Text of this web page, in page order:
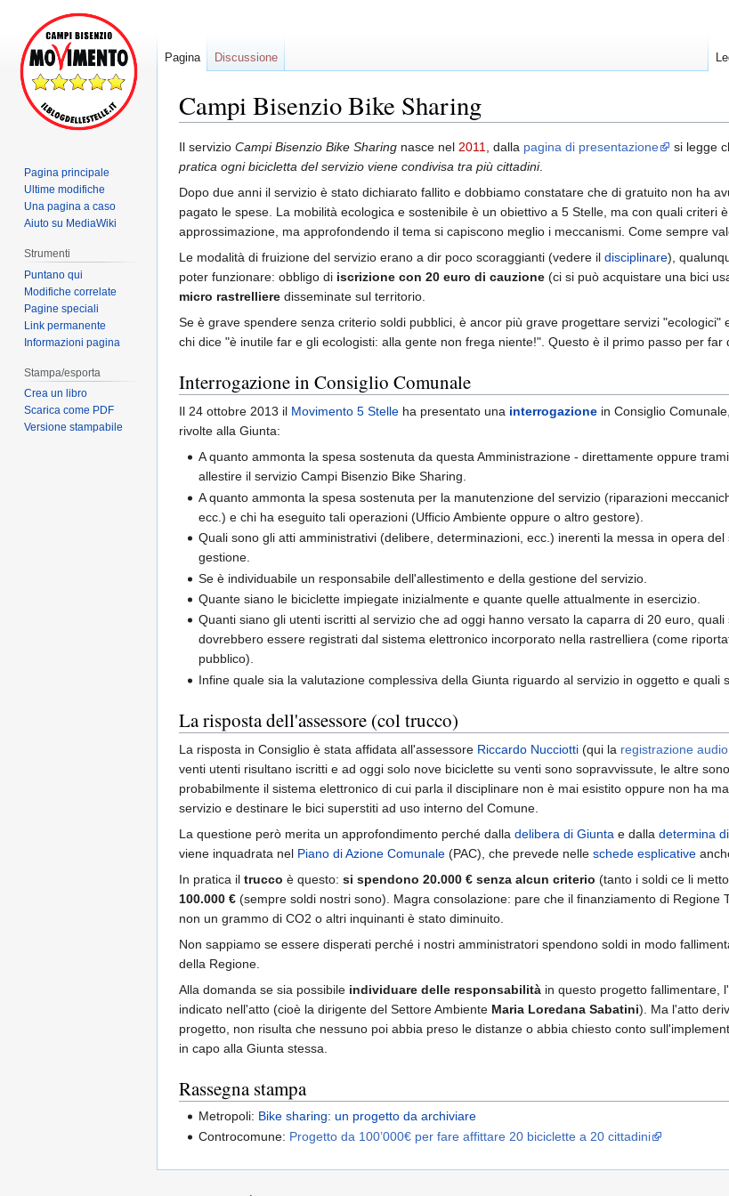
Campi Bisenzio Bike Sharing
Jump
to
navigation
Jump
to
search
Il servizio Campi Bisenzio Bike Sharing nasce nel 2011, dalla pagina di presentazione si legge
pratica ogni bicicletta del servizio viene condivisa tra più cittadini.
Dopo due anni il servizio è stato dichiarato fallito e dobbiamo constatare che di gratuito non ha
pagato le spese. La mobilità ecologica e sostenibile è un obiettivo a 5 Stelle, ma con quali
approssimazione, ma approfondendo il tema si capiscono meglio i meccanismi. Come sempre
Le modalità di fruizione del servizio erano a dir poco scoraggianti (vedere il disciplinare),
poter funzionare: obbligo di iscrizione con 20 euro di cauzione (ci si può acquistare una bici
micro rastrelliere disseminate sul territorio.
Se è grave spendere senza criterio soldi pubblici, è ancor più grave progettare servizi
chi dice "è inutile far e gli ecologisti: alla gente non frega niente!". Questo è il primo passo per far
Interrogazione in Consiglio Comunale
Il 24 ottobre 2013 il Movimento 5 Stelle ha presentato una interrogazione in Consiglio
rivolte alla Giunta:
A quanto ammonta la spesa sostenuta da questa Amministrazione - direttamente oppure
allestire il servizio Campi Bisenzio Bike Sharing.
A quanto ammonta la spesa sostenuta per la manutenzione del servizio (riparazioni
ecc.) e chi ha eseguito tali operazioni (Ufficio Ambiente oppure o altro gestore).
Quali sono gli atti amministrativi (delibere, determinazioni, ecc.) inerenti la messa in opera
gestione.
Se è individuabile un responsabile dell'allestimento e della gestione del servizio.
Quante siano le biciclette impiegate inizialmente e quante quelle attualmente in esercizio.
Quanti siano gli utenti iscritti al servizio che ad oggi hanno versato la caparra di 20 euro,
dovrebbero essere registrati dal sistema elettronico incorporato nella rastrelliera (come
pubblico).
Infine quale sia la valutazione complessiva della Giunta riguardo al servizio in oggetto e quali
La risposta dell'assessore (col trucco)
La risposta in Consiglio è stata affidata all'assessore Riccardo Nucciotti (qui la registrazione audio
venti utenti risultano iscritti e ad oggi solo nove biciclette su venti sono sopravvissute, le altre
probabilmente il sistema elettronico di cui parla il disciplinare non è mai esistito oppure non ha
servizio e destinare le bici superstiti ad uso interno del Comune.
La questione però merita un approfondimento perché dalla delibera di Giunta e dalla determina
viene inquadrata nel Piano di Azione Comunale (PAC), che prevede nelle schede esplicative
In pratica il trucco è questo: si spendono 20.000 € senza alcun criterio (tanto i soldi ce li
100.000 € (sempre soldi nostri sono). Magra consolazione: pare che il finanziamento di
non un grammo di CO2 o altri inquinanti è stato diminuito.
Non sappiamo se essere disperati perché i nostri amministratori spendono soldi in modo
della Regione.
Alla domanda se sia possibile individuare delle responsabilità in questo progetto fallimentare,
indicato nell'atto (cioè la dirigente del Settore Ambiente Maria Loredana Sabatini). Ma l'atto
progetto, non risulta che nessuno poi abbia preso le distanze o abbia chiesto conto
in capo alla Giunta stessa.
Rassegna stampa
Metropoli: Bike sharing: un progetto da archiviare
Controcomune: Progetto da 100’000€ per fare affittare 20 biciclette a 20 cittadini
Pagina Discussione
Pagina principale
Ultime modifiche
Una pagina a caso
Aiuto su MediaWiki
Strumenti
Puntano qui
Modifiche correlate
Pagine speciali
Link permanente
Informazioni pagina
Stampa/esporta
Crea un libro
Scarica come PDF
Versione stampabile